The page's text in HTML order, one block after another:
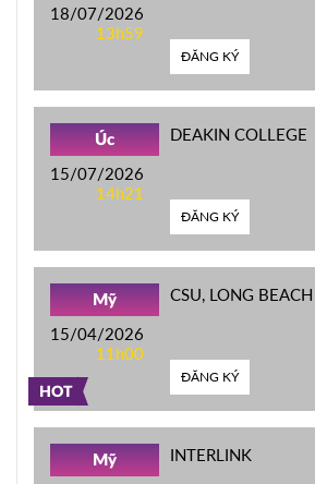
18/07/2026
13h59
ĐĂNG KÝ
Úc
15/07/2026
14h21
DEAKIN COLLEGE
ĐĂNG KÝ
HOT
Mỹ
15/04/2026
11h00
CSU, LONG BEACH
ĐĂNG KÝ
Mỹ INTERLINK